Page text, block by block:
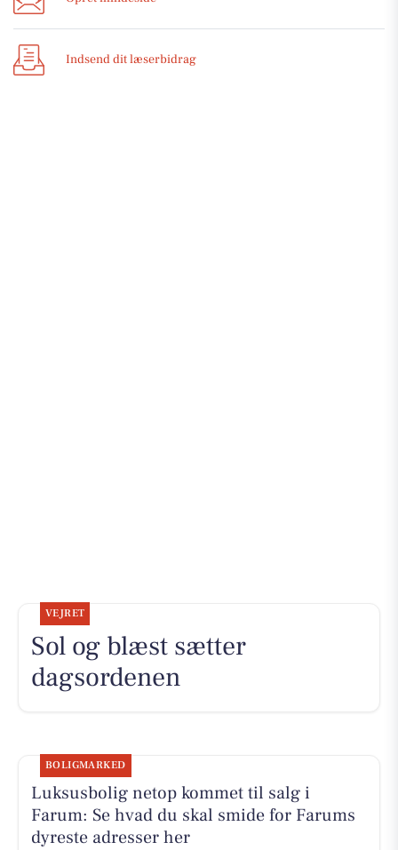
Indsend dit læserbidrag
VEJRET
Sol og blæst sætter
dagsordenen
BOLIGMARKED
Luksusbolig netop kommet til salg i
Farum: Se hvad du skal smide for Farums
dyreste adresser her